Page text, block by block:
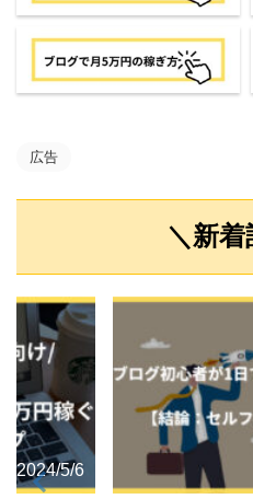
広告
＼新着
2024/5/6